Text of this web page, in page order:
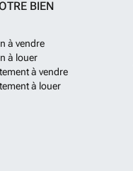
BIEN
à vendre
à louer
à vendre
à louer